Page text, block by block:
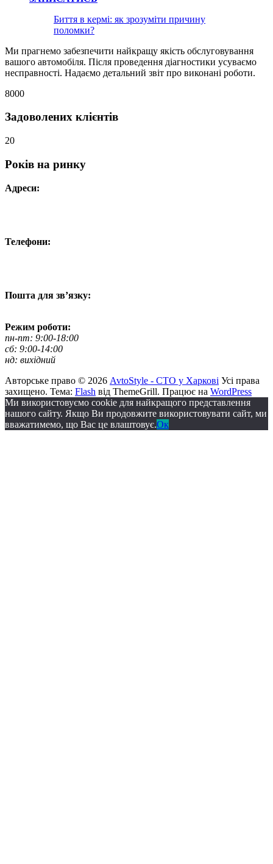
Биття в кермі: як зрозуміти причину
поломки?
Ми прагнемо забезпечити найкращу якість обслуговування
вашого автомобіля. Після проведення діагностики усуваємо
несправності. Надаємо детальний звіт про виконані роботи.
8000
Задоволених клієнтів
20
Років на ринку
Адреси:
Телефони:
Пошта для зв’язку:
Режим роботи:
пн-пт: 9:00-18:00
сб: 9:00-14:00
нд: вихідний
Авторське право © 2026 AvtoStyle - СТО у Харкові Усі права
захищено. Тема: Flash від ThemeGrill. Працює на WordPress
Ми використовуємо cookie для найкращого представлення
нашого сайту. Якщо Ви продовжите використовувати сайт, ми
вважатимемо, що Вас це влаштовує.Ок